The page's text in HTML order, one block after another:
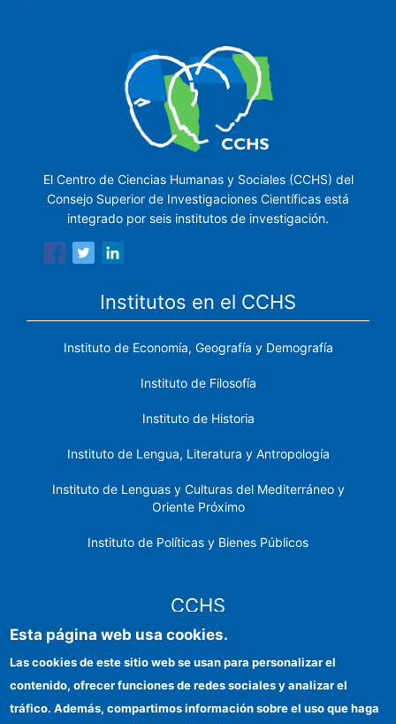
El Centro de Ciencias Humanas y Sociales (CCHS) del
Consejo Superior de Investigaciones Científicas está
integrado por seis institutos de investigación.
Institutos en el CCHS
Instituto de Economía, Geografía y Demografía
Instituto de Filosofía
Instituto de Historia
Instituto de Lengua, Literatura y Antropología
Instituto de Lenguas y Culturas del Mediterráneo y
Oriente Próximo
Instituto de Políticas y Bienes Públicos
CCHS
Identidad institucional
Esta página web usa cookies.
Las cookies de este sitio web se usan para personalizar el
contenido, ofrecer funciones de redes sociales y analizar el
tráfico. Además, compartimos información sobre el uso que haga